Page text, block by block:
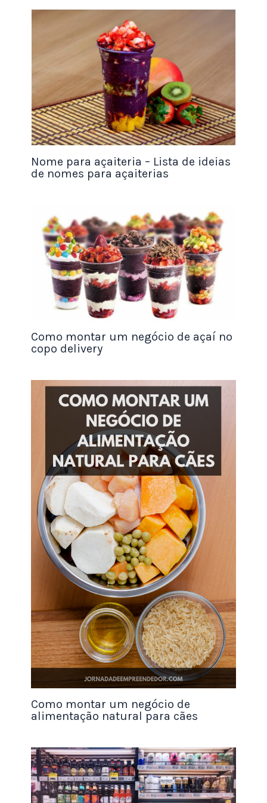
Atualmente no Brasil, as
importações para fins comerciais
só podem ser feitas por uma
pessoa jurídica, ou seja, é
necessário ter um CNPJ. Exceto
quando a importação é para
consumo próprio e feita
diretamente pelos correios que
ainda assim, tem suas limitações
Uma empresa que deseja iniciar
suas operações nocomércio
internacional, seja em um
processo de importação ou
exportação, precisa inicialmente
obter sua licença no RADAR.
Link Habilitação Radar:
https://portalunico.siscomex.gov.br/portal/
Link consulta deferimento:
http://servicos.receita.fazenda.gov.br/servicos/rad
ar/consultaSituacaoCpfCnpj.asp
Se você preferir, também é possívelcomprar os
produtos de distribuidoras para lojas de
. Dessa forma, você consegue
minimizar a burocracia.
No entanto, estará limitado aos produtos que a
empresa opta por trazer para o Brasil. Bem como,
estará sujeito aos preços dos itens que a
distribuidora oferece.
Nome para açaiteria – Lista de ideias
de nomes para açaiterias
Como montar um negócio de açaí no
copo delivery
Como montar um negócio de
alimentação natural para cães